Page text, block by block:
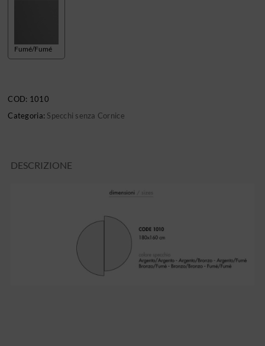
Fumé/Fumé
COD: 1010
Categoria: Specchi senza Cornice
DESCRIZIONE